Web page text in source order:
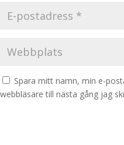
Spara mitt namn, min e-
webbläsare till nästa gång jag